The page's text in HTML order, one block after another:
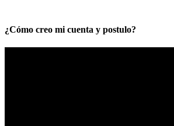
¿Cómo creo mi cuenta y postulo?